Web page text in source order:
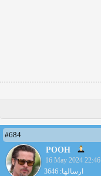
#684
POOH
16 May 2024 22:46
ارسالها: 3646